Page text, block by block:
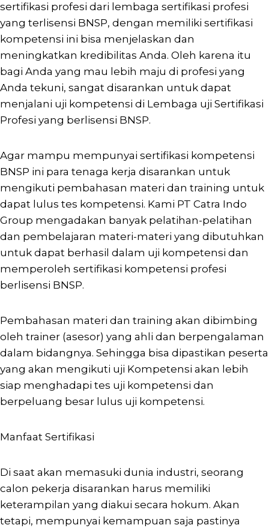
sertifikasi profesi dari lembaga sertifikasi profesi
yang terlisensi BNSP, dengan memiliki sertifikasi
kompetensi ini bisa menjelaskan dan
meningkatkan kredibilitas Anda. Oleh karena itu
bagi Anda yang mau lebih maju di profesi yang
Anda tekuni, sangat disarankan untuk dapat
menjalani uji kompetensi di Lembaga uji Sertifikasi
Profesi yang berlisensi BNSP.
Agar mampu mempunyai sertifikasi kompetensi
BNSP ini para tenaga kerja disarankan untuk
mengikuti pembahasan materi dan training untuk
dapat lulus tes kompetensi. Kami PT Catra Indo
Group mengadakan banyak pelatihan-pelatihan
dan pembelajaran materi-materi yang dibutuhkan
untuk dapat berhasil dalam uji kompetensi dan
memperoleh sertifikasi kompetensi profesi
berlisensi BNSP.
Pembahasan materi dan training akan dibimbing
oleh trainer (asesor) yang ahli dan berpengalaman
dalam bidangnya. Sehingga bisa dipastikan peserta
yang akan mengikuti uji Kompetensi akan lebih
siap menghadapi tes uji kompetensi dan
berpeluang besar lulus uji kompetensi.
Manfaat Sertifikasi
Di saat akan memasuki dunia industri, seorang
calon pekerja disarankan harus memiliki
keterampilan yang diakui secara hokum. Akan
tetapi, mempunyai kemampuan saja pastinya